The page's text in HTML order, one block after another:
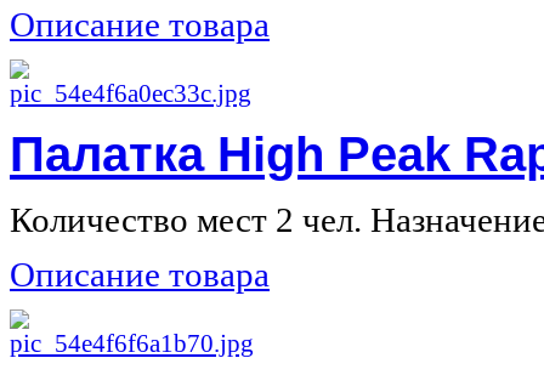
Описание товара
Палатка High Peak
Количество мест 2 чел.
Описание товара